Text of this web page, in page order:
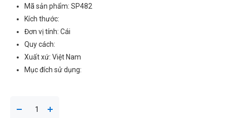
Mã sản phẩm: SP482
Kích thước:
Đơn vị tính: Cái
Quy cách:
Xuất xứ: Việt Nam
Mục đích sử dụng: